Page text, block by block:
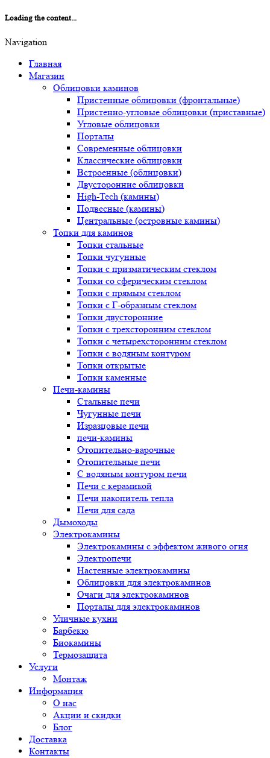
Loading the content...
Navigation
Главная
Магазин
Облицовки каминов
Пристенные облицовки (фронтальные)
Пристенно-угловые облицовки (приставные)
Угловые облицовки
Порталы
Современные облицовки
Классические облицовки
Встроенные (облицовки)
Двусторонние облицовки
High-Tech (камины)
Подвесные (камины)
Центральные (островные камины)
Топки для каминов
Топки стальные
Топки чугунные
Топки с призматическим стеклом
Топки со сферическим стеклом
Топки с прямым стеклом
Топки с Г-образным стеклом
Топки двусторонние
Топки с трехсторонним стеклом
Топки с четырехсторонним стеклом
Топки с водяным контуром
Топки открытые
Топки каменные
Печи-камины
Стальные печи
Чугунные печи
Изразцовые печи
печи-камины
Отопительно-варочные
Отопительные печи
С водяным контуром печи
Печи с керамикой
Печи накопитель тепла
Печи для сада
Дымоходы
Электрокамины
Электрокамины с эффектом живого огня
Электропечи
Настенные электрокамины
Облицовки для электрокаминов
Очаги для электрокаминов
Порталы для электрокаминов
Уличные кухни
Барбекю
Биокамины
Термозащита
Услуги
Монтаж
Информация
О нас
Акции и скидки
Блог
Доставка
Контакты